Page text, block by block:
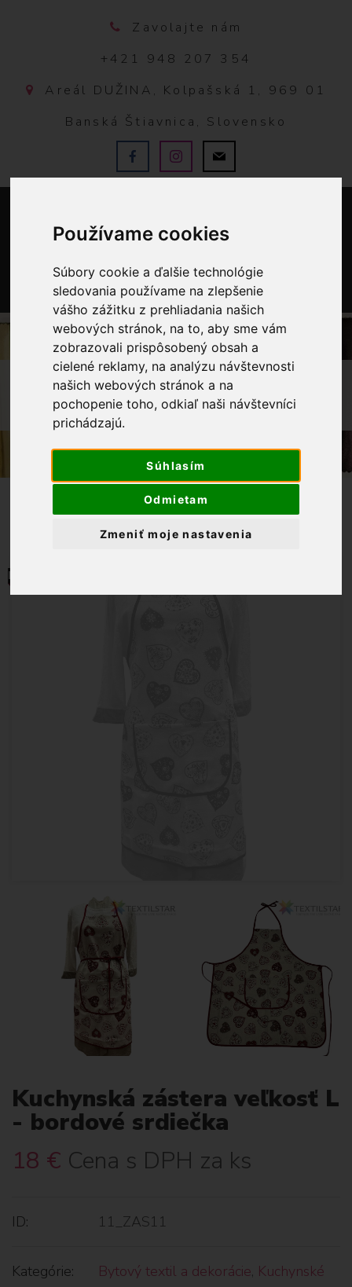
Používame cookies
Súbory cookie a ďalšie technológie
sledovania používame na zlepšenie
vášho zážitku z prehliadania našich
webových stránok, na to, aby sme vám
zobrazovali prispôsobený obsah a
cielené reklamy, na analýzu návštevnosti
našich webových stránok a na
pochopenie toho, odkiaľ naši návštevníci
prichádzajú.
Súhlasím
Odmietam
Zmeniť moje nastavenia
Zavolajte nám
+421 948 207 354
Areál DUŽINA, Kolpašská 1, 969 01
Banská Štiavnica, Slovensko
OBCHOD
VÝROBKY Z NAŠEJ DIELNE
KUCHYNSKÁ ZÁSTERA VEĽKOSŤ L -
BORDOVÉ SRDIEČKA
MOMENTÁLNE NIE JE NA SKLADE
Kuchynská zástera veľkosť L
- bordové srdiečka
18 € Cena s DPH za ks
ID: 11_ZAS11
Kategórie: Bytový textil a dekorácie, Kuchynské